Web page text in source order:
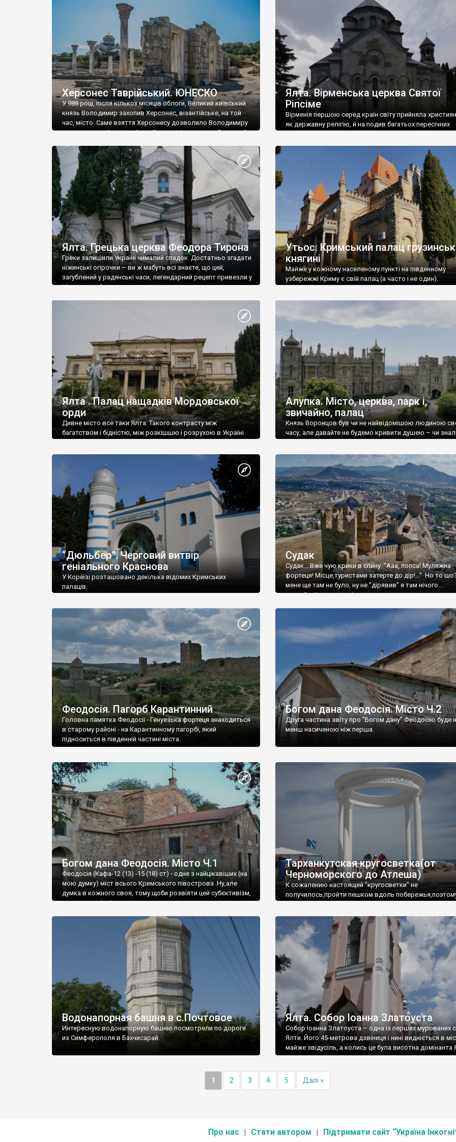
візантійської доби. Раритети викрадені з фондів об’єкту
культурної спадщини ЮНЕСКО «Херсонеса Таврійського».
Офіційно – на виставку «Золото Візантії», але експерти та
влада в Україні вважають це лише […]
називаються «повстяками» (postaki)…” “Вино. Крим
виробляє відмінне вино і його вдосталь: воно все
легке біле і дуже […]
Херсонес Таврійський. ЮНЕСКО
У 988 році, після кількох місяців облоги, Великий київський
князь Володимир захопив Херсонес, візантійське, на той
час, місто. Саме взяття Херсонесу дозволило Володимиру
диктувати свої умови візантійському імператору Василю ІІ,
Херсонесі Володимир-язичник, став Василем-
християнином. А потім було Хрещення Русі. На честь
Херсонесу Таврійського названо місто […]
Ялта. Вірменська церква Святої
Ріпсіме
Вірменія першою серед країн світу прийняла
як державну релігію, й на подив багатьох пересічних
Ялта. Грецька церква Феодора Тирона
Греки залишили Україні чималий спадок. Достатньо згадати
ніжинські огірочки – ви ж мабуть всі знаєте, що цей,
загублений у радянські часи, легендарний рецепт привезли у
Ніжин греки?
Утьос. Кримський палац
княгині
Майже у кожному населеному пункті на південному
узбережжі Криму є свій палац (а часто і не один).
Ялта . Палац нащадків Мордовської
орди
Дивне місто все таки Ялта. Такого контрасту між
багатством і бідністю, між розкішшю і розрухою в Україні
Алупка. Місто, церква, парк і,
звичайно, палац
Князь Воронцов був чи не найвідомішою людиною
часу, але давайте не будемо кривити душею – чи
“Дюльбер”. Черговий витвір
геніального Краснова
У Кореїзі розташовано декілька відомих Кримських
палаців.
Судак
Судак... Вже чую крики в спину: "Ааа, попса! Муляжна
фортеця! Місце,туристами затерте до дір!..." Но то
мене ще там не було, ну не "дірявив" я там нічого...
принаймні до цього літа.
Феодосія. Пагорб Карантинний
Головна памятка Феодосії - Генуезька фортеця знаходиться
в старому районі - на Карантинному пагорбі, який
підноситься в південній частині міста.
Богом дана Феодосія. Місто Ч.2
Друга частина звіту про "Богом дану" Феодосію буде
менш насиченою ніж перша.
Богом дана Феодосія. Місто Ч.1
Феодосія (Кафа-12 (13) -15 (18) ст) - одне з найцікавіших (на
мою думку) міст всього Кримського півострова .Ну,але
думка в кожного своя, тому щоби розвіяти цей субєктивізм,
запрошую відвідати це
Тарханкутская кругосветка(от
Черноморского до Атлеша)
К сожалению настоящей "кругосветки" не
получилось,пройти пешком вдоль
Водонапорная башня в с.Почтовое
Интересную водонапорную башню посмотрели по дороге
из Симферополя в Бахчисарай.
Ялта. Собор Іоанна Златоуста
Собор Іоанна Златоуста – одна із перших мурованих
Ялти. Його 45-метрова дзвіниця і нині видніється в
майже звідусіль, а колись це була висотна домінанта
1 2 3 4 5 Далі »
Про нас Стати автором Підтримати сайт “Україна